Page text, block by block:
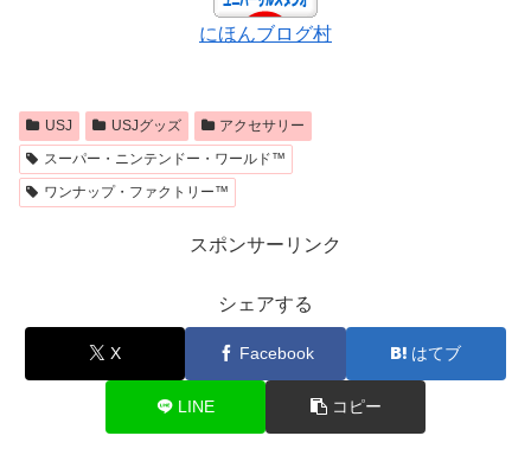
にほんブログ村
USJ USJグッズ
アクセサリー
スーパー・ニンテンドー・ワールド™
ワンナップ・ファクトリー™
スポンサーリンク
シェアする
X Facebook はてブ
LINE コピー